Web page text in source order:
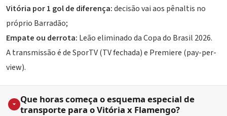
Vitória por 1 gol de diferença:decisão vai aos pênaltis no
próprio Barradão;
Empate ou derrota: Leão eliminado da Copa do Brasil 2026.
A transmissão é de SporTV (TV fechada) e Premiere (pay-per-
view).
Que horas começa o esquema especial de
transporte para o Vitória x Flamengo?